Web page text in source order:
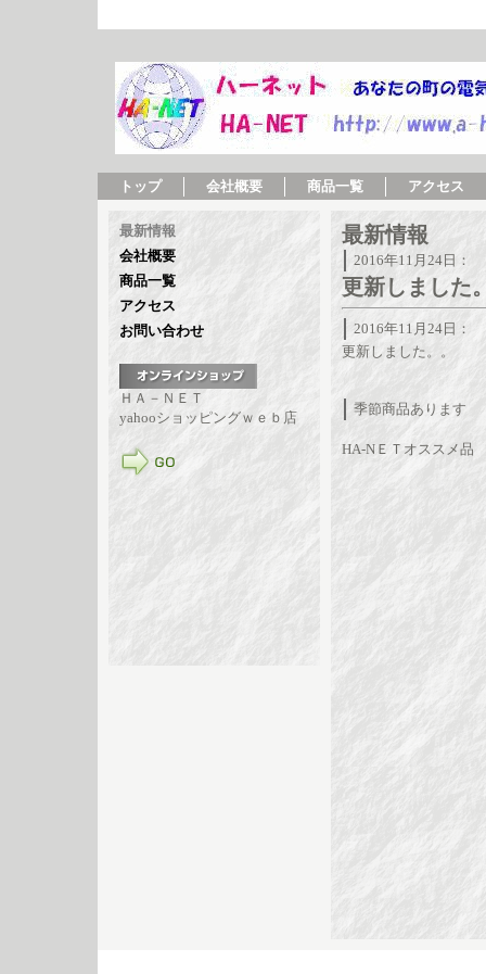
トップ 会社概要 商品一覧 アクセス
最新情報
会社概要
商品一覧
アクセス
お問い合わせ
ＨＡ－ＮＥＴ
yahooショッピングｗｅｂ店
最新情報
2016年11月24日：
更新しました
2016年11月24日：
更新しました。。
季節商品あります
HA-NＥＴオススメ品